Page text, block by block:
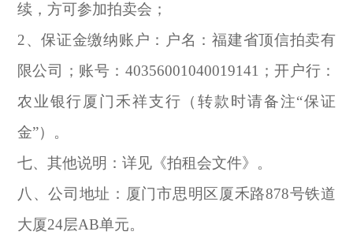
续，方可参加拍卖会；
2、保证金缴纳账户：户名：福建省顶信拍卖有
限公司；账号：40356001040019141；开户行：
农业银行厦门禾祥支行（转款时请备注“保证
金”）。
七、其他说明：详见《拍租会文件》。
八、公司地址：厦门市思明区厦禾路878号铁道
大厦24层AB单元。